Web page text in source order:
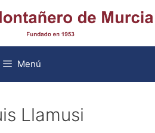
Menú
Llamusi